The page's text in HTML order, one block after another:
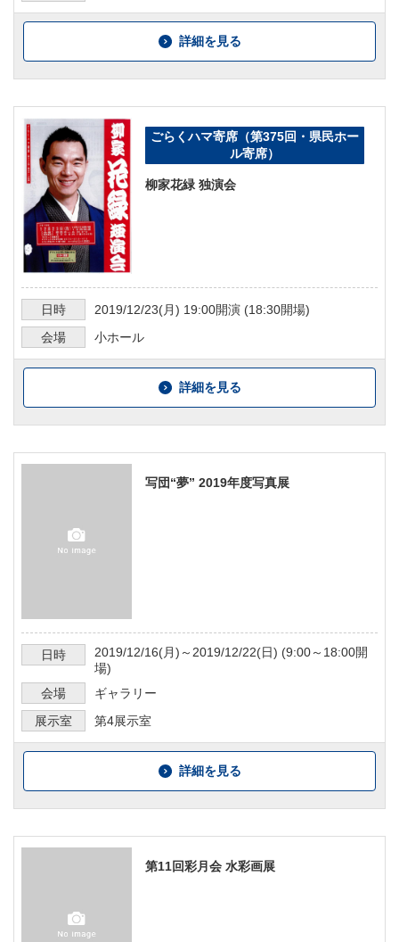
詳細を見る
ごらくハマ寄席（第375回・県民ホー
ル寄席）
柳家花緑 独演会
日時 2019/12/23(月) 19:00開演 (18:30開場)
会場
小ホール
詳細を見る
写団“夢” 2019年度写真展
日時 2019/12/16(月)～ 2019/12/22(日) (9:00～18:00開
場)
会場
ギャラリー
展示室
第4展示室
詳細を見る
第11回彩月会 水彩画展